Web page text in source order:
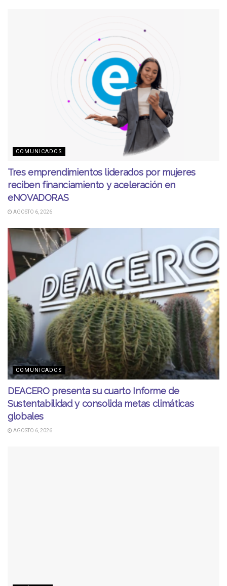
COMUNICADOS
Tres emprendimientos liderados por mujeres
reciben financiamiento y aceleración en
eNOVADORAS
AGOSTO 6, 2026
COMUNICADOS
DEACERO presenta su cuarto Informe de
Sustentabilidad y consolida metas climáticas
globales
AGOSTO 6, 2026